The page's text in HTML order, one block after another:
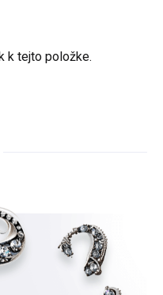
k tejto položke.